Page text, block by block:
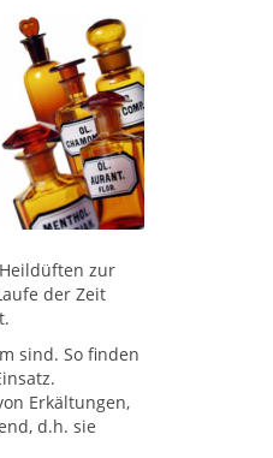
zur
der Zeit
sind. So finden
Erkältungen,
d.h. sie